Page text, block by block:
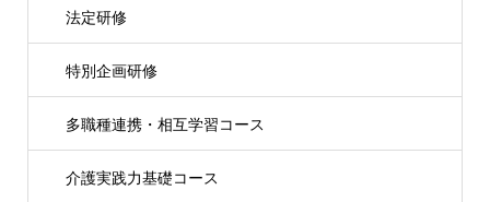
法定研修
特別企画研修
多職種連携・相互学習コース
介護実践力基礎コース